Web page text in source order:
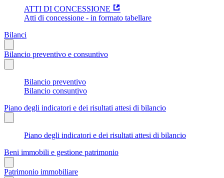
ATTI DI CONCESSIONE
Atti di concessione - in formato tabellare
Bilanci
Bilancio preventivo e consuntivo
Bilancio preventivo
Bilancio consuntivo
Piano degli indicatori e dei risultati attesi di bilancio
Piano degli indicatori e dei risultati attesi di bilancio
Beni immobili e gestione patrimonio
Patrimonio immobiliare